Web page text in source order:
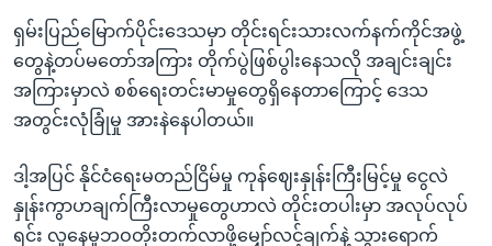
ရှမ်းပြည်မြောက်ပိုင်းဒေသမှာ တိုင်းရင်းသားလက်နက်ကိုင်အဖွဲ့
တွေနဲ့တပ်မတော်အကြား တိုက်ပွဲဖြစ်ပွါးနေသလို အချင်းချင်း
အကြားမှာလဲ စစ်ရေးတင်းမာမှုတွေရှိနေတာကြောင့် ဒေသ
အတွင်းလုံခြုံမှု အားနဲနေပါတယ်။
ဒါ့အပြင် နိုင်ငံရေးမတည်ငြိမ်မှု ကုန်ဈေးနှုန်းကြီးမြင့်မှု ငွေလဲ
နှုန်းကွာဟချက်ကြီးလာမှုတွေဟာလဲ တိုင်းတပါးမှာ အလုပ်လုပ်
ရင်း လူနေမှုဘဝတိုးတက်လာဖို့မျှော်လင့်ချက်နဲ့ သွားရောက်